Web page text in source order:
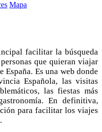
Mapa
facilitar la búsqueda
que quieran viajar
Es una web donde
Española, las visitas
las fiestas más
En definitiva,
para facilitar los viajes